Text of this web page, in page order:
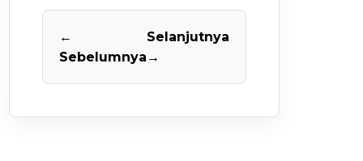
←
Sebelumnya
Selanjutnya
→